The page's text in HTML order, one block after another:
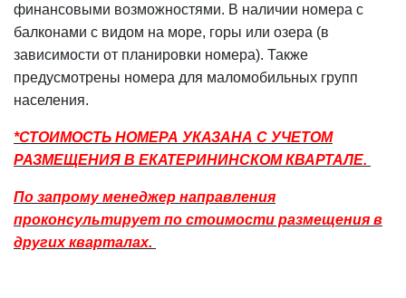
финансовыми возможностями. В наличии номера с
балконами с видом на море, горы или озера (в
зависимости от планировки номера). Также
предусмотрены номера для маломобильных групп
населения.
*СТОИМОСТЬ НОМЕРА УКАЗАНА С УЧЕТОМ
РАЗМЕЩЕНИЯ В ЕКАТЕРИНИНСКОМ КВАРТАЛЕ.
По запрому менеджер направления
проконсультирует по стоимости размещения в
других кварталах.